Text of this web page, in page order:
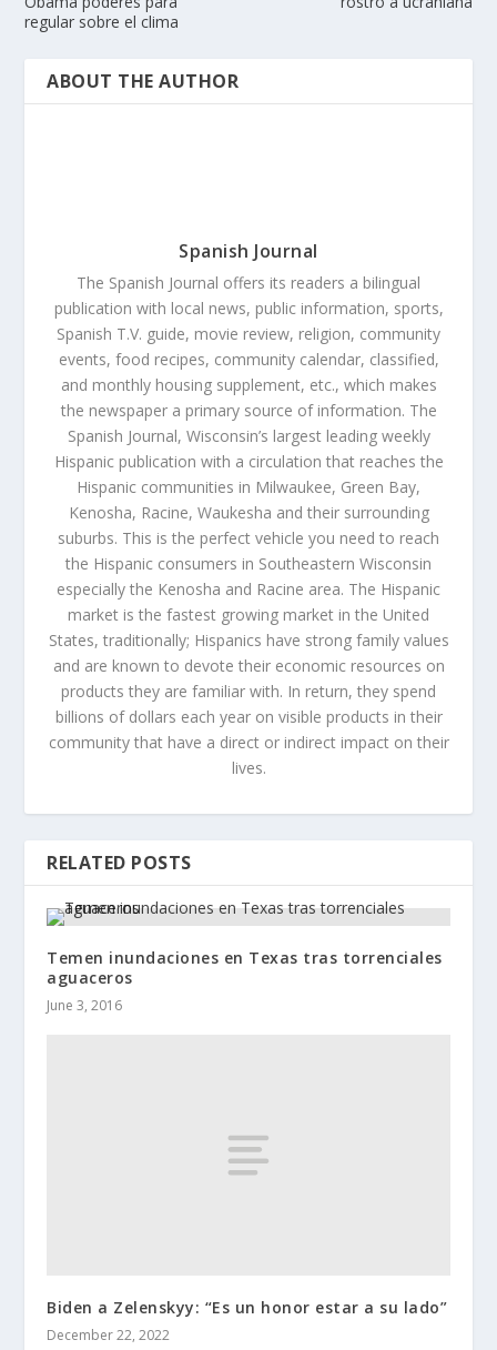
regular sobre el clima
ABOUT THE AUTHOR
Spanish Journal
The Spanish Journal offers its readers a bilingual
publication with local news, public information, sports,
Spanish T.V. guide, movie review, religion, community
events, food recipes, community calendar, classified,
and monthly housing supplement, etc., which makes
the newspaper a primary source of information. The
Spanish Journal, Wisconsin’s largest leading weekly
Hispanic publication with a circulation that reaches the
Hispanic communities in Milwaukee, Green Bay,
Kenosha, Racine, Waukesha and their surrounding
suburbs. This is the perfect vehicle you need to reach
the Hispanic consumers in Southeastern Wisconsin
especially the Kenosha and Racine area. The Hispanic
market is the fastest growing market in the United
States, traditionally; Hispanics have strong family values
and are known to devote their economic resources on
products they are familiar with. In return, they spend
billions of dollars each year on visible products in their
community that have a direct or indirect impact on their
lives.
RELATED POSTS
Temen inundaciones en Texas tras torrenciales
aguaceros
June 3, 2016
Biden a Zelenskyy: “Es un honor estar a su lado”
December 22, 2022